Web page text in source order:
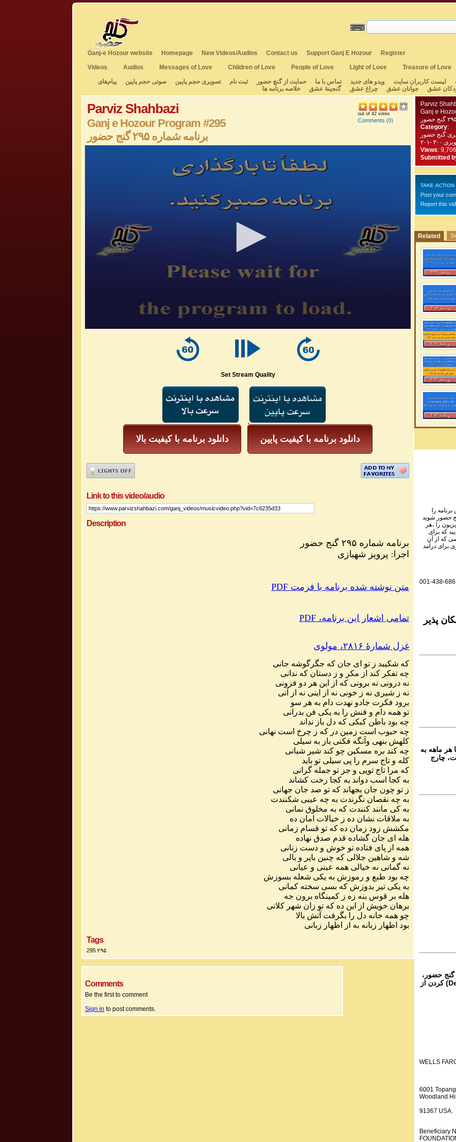
Ganj-e Hozour website Homepage New Videos/Audios Contact us Support Ganj E Hozour
Register
Videos
Audios Messages of Love Children of Love People of Love Light of Love Treasure of Love
لیست کاربران سایت ویدو های جدید تماس با ما حمایت از گنچ حضور ثبت نام تصویری حجم پایین صوتی حجم پایین
پیام‌های
عشق جوانان عشق چراغ عشق گنجینهٔ عشق خلاصه برنامه ها
Parviz Shahbazi
Ganj e Hozour Program #295
برنامه شماره ۲۹۵ گنج حضور
out of 42 votes
Comments (0)
Set Stream Quality
دانلود برنامه با کیفیت بالا دانلود برنامه با کیفیت پایین
Link to this video/audio
Description
برنامه شماره ۲۹۵ گنج حضور
اجرا: پرویز شهبازی
PDF متن نوشته شده برنامه با فرمت
PDF ،تمامی اشعار این برنامه
غزل شمارهٔ ۲۸۱۶، مولوی
که شکیبد ز تو ای جان که جگرگوشه جانی
چه تفکر کند از مکر و ز دستان که ندانی
نه درونی نه برونی که از این هر دو فزونی
نه ز شیری نه ز خونی نه از اینی نه از
آنی
برود فکرت جادو نهدت دام به هر سو
تو همه دام و فنش را به یکی فن بدرانی
چه بود باطن کبکی که دل باز نداند
چه حبوب است زمین در که ز چرخ است نهانی
کلهش بنهی وآنگه فکنی باز به سیلی
چه کند بره مسکین چو کند شیر شبانی
کله و تاج سرم را پی سیلی تو باید
که مرا تاج تویی و جز تو جمله گرانی
به کجا اسب دواند به کجا رخت کشاند
ز تو چون جان بجهاند که تو صد جان جهانی
به چه نقصان نگرندت به چه عیبی شکنندت
به کی مانند کنندت که به مخلوق نمانی
به ملاقات نشان ده ز خیالات امان ده
مکشش زود زمان ده که تو قسام زمانی
هله ای جان گشاده قدم صدق نهاده
همه از پای فتاده تو خوش و دست زنانی
شه و شاهین جلالی که چنین باپر و بالی
نه گمانی نه خیالی همه عینی و عیانی
چه بود طبع و رموزش به یکی شعله بسوزش
به یکی تیر بدوزش که بسی سخته کمانی
هله بر قوس بنه زه ز کمینگاه برون جه
برهان خویش از این ده که تو زان شهر کلانی
چو همه خانه دل را بگرفت آتش بالا
بود اظهار زبانه به از اظهار زبانی
Tags
295 ۲۹۵
Comments
Be the first to comment
Sign in to post comments.
Parviz
Ganj e
Category:
گنج حضور
Views: 9,706
Submitted
TAKE ACTION
Post your
Report this
Related
را
حضور شوید
را ،هر
که برای
که از آن
برای درآمد
001-438-
پذیر
هر ماهه به
چارج
گنج حضور،
از تمام نقاط دنیا غیر از ایران، یا واریز (Deposit) کردن از
WELLS
6001
Woodland
91367 USA.
Beneficiary